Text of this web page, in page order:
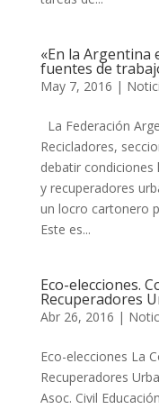
«En la Argentina
fuentes de
May 7, 2016 |
La Federación
Recicladores,
debatir condiciones
y recuperadores
un locro cartonero
Este es...
Eco-elecciones.
Recuperadores
Abr 26, 2016 |
Eco-elecciones La
Recuperadores
Asoc. Civil